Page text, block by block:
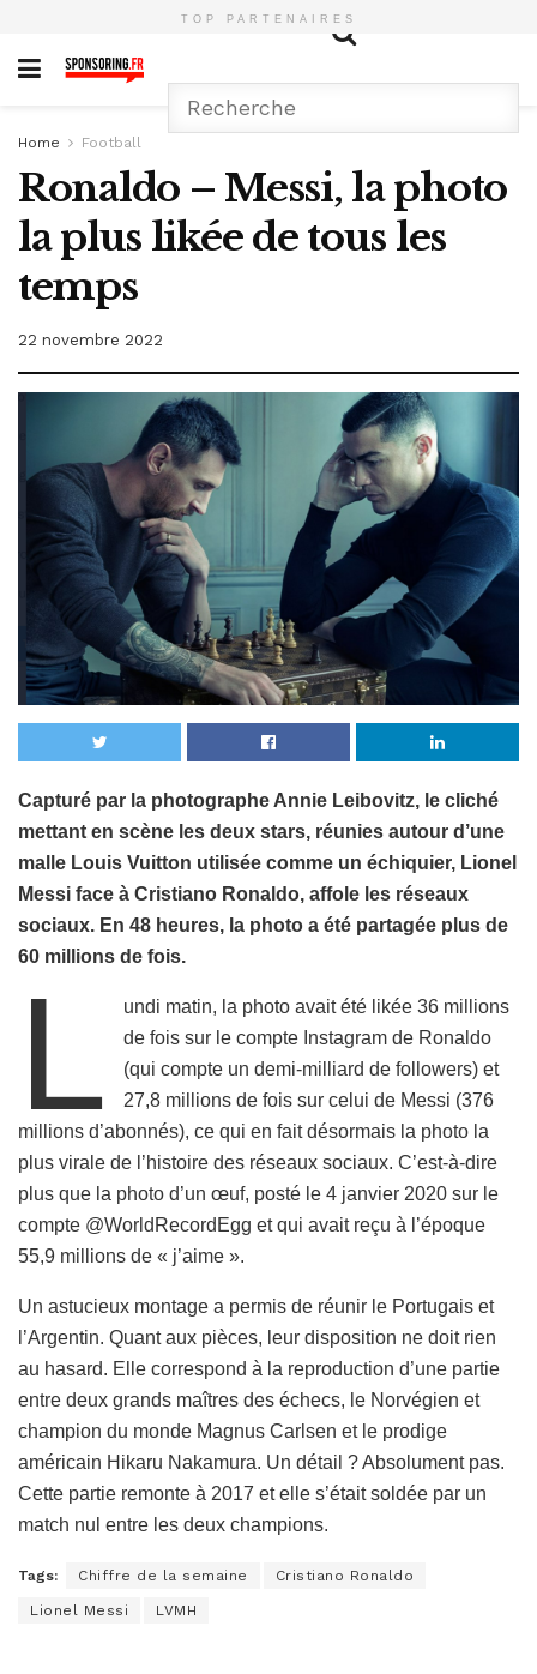
TOP PARTENAIRES
Home Football
Ronaldo – Messi, la photo
la plus likée de tous les
temps
22 novembre 2022
Capturé par la photographe Annie Leibovitz, le cliché
mettant en scène les deux stars, réunies autour d’une
malle Louis Vuitton utilisée comme un échiquier, Lionel
Messi face à Cristiano Ronaldo, affole les réseaux
sociaux. En 48 heures, la photo a été partagée plus de
60 millions de fois.
L
undi matin, la photo avait été likée 36 millions
de fois sur le compte Instagram de Ronaldo
(qui compte un demi-milliard de followers) et
27,8 millions de fois sur celui de Messi (376
millions d’abonnés), ce qui en fait désormais la photo la
plus virale de l’histoire des réseaux sociaux. C’est-à-dire
plus que la photo d’un œuf, posté le 4 janvier 2020 sur le
compte @WorldRecordEgg et qui avait reçu à l’époque
55,9 millions de « j’aime ».
Un astucieux montage a permis de réunir le Portugais et
l’Argentin. Quant aux pièces, leur disposition ne doit rien
au hasard. Elle correspond à la reproduction d’une partie
entre deux grands maîtres des échecs, le Norvégien et
champion du monde Magnus Carlsen et le prodige
américain Hikaru Nakamura. Un détail ? Absolument pas.
Cette partie remonte à 2017 et elle s’était soldée par un
match nul entre les deux champions.
Tags: Chiffre de la semaine Cristiano Ronaldo
Lionel Messi LVMH